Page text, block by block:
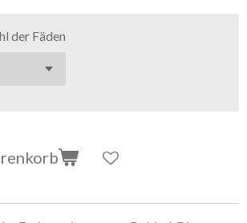
der Fäden